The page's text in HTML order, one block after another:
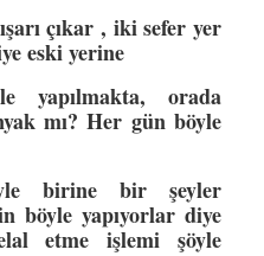
çıkar , iki sefer yer
eski yerine
yapılmakta, orada
mı? Her gün böyle
birine bir şeyler
böyle yapıyorlar diye
etme işlemi şöyle